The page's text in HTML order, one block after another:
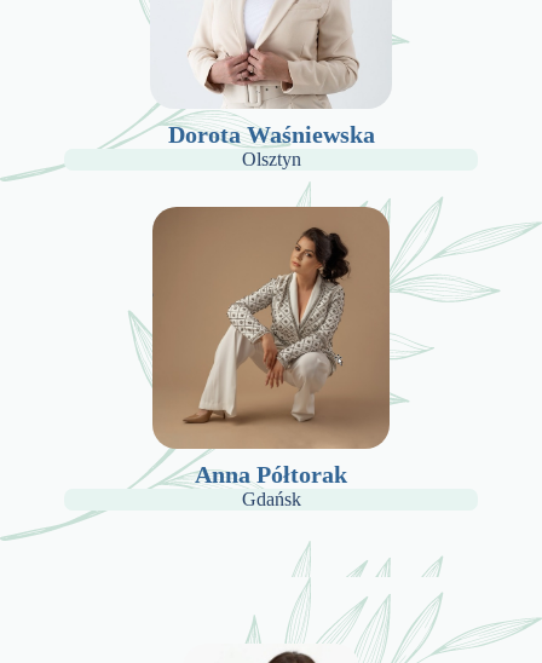
Dorota Waśniewska
Olsztyn
Anna Półtorak
Gdańsk